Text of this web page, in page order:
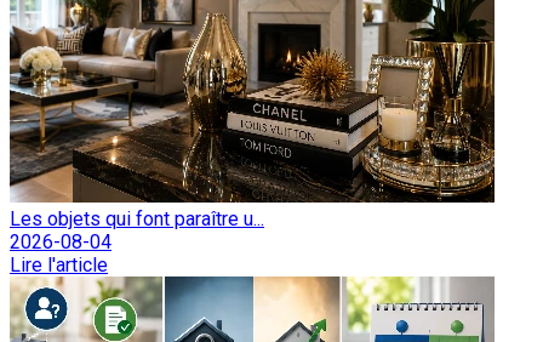
Les objets qui font paraître u...
2026-08-04
Lire l'article